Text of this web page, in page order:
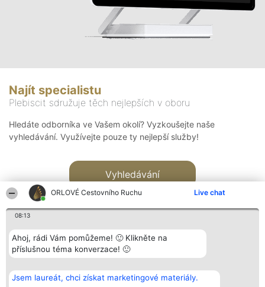
ORLOVÉ Cestovního Ruchu Live chat
08:13
Ahoj, rádi Vám pomůžeme! 🙂 Klikněte na
příslušnou téma konverzace! 🙂
Jsem laureát, chci získat marketingové materiály.
Najít specialistu
Plebiscit sdružuje těch nejlepších v oboru
Hledáte odborníka ve Vašem okolí? Vyzkoušejte naše
vyhledávání. Využívejte pouze ty nejlepší služby!
Vyhledávání
Bright Side Solutions sp. z o.
o. sp. k.
Vítězové
Seznam všech
Kontakt